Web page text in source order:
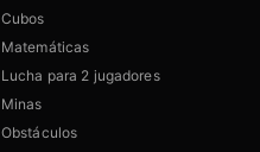
Cubos
Matemáticas
Lucha para 2 jugadores
Minas
Obstáculos